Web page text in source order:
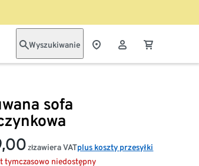
Wyszukiwanie
sofa
złzawiera VATplus koszty przesyłki
tymczasowo niedostępny